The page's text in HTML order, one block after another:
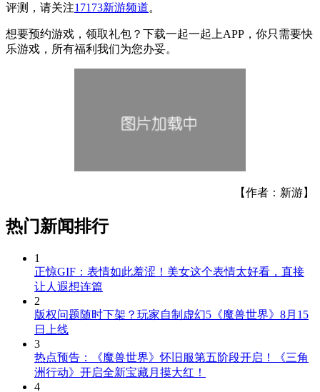
评测，请关注17173新游频道。
想要预约游戏，领取礼包？下载一起一起上APP，你只需要快
乐游戏，所有福利我们为您办妥。
【作者：新游】
热门新闻排行
1
正惊GIF：表情如此羞涩！美女这个表情太好看，直接
让人遐想连篇
2
版权问题随时下架？玩家自制虚幻5《魔兽世界》8月15
日上线
3
热点预告：《魔兽世界》怀旧服第五阶段开启！《三角
洲行动》开启全新宝藏月摸大红！
4